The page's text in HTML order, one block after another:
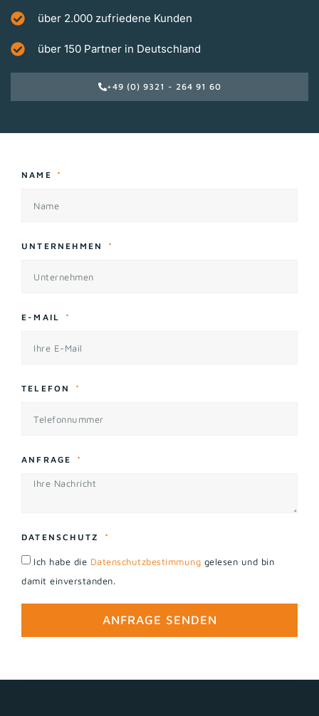
NAME
UNTERNEHMEN
E-MAIL
TELEFON
ANFRAGE
DATENSCHUTZ
Ich habe die Datenschutzbestimmung gelesen und bin
damit einverstanden.
ANFRAGE SENDEN
über 2.000 zufriedene Kunden
über 150 Partner in Deutschland
+49 (0) 9321 - 264 91 60